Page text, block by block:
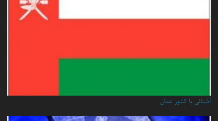
آشنائي با كشور عمان